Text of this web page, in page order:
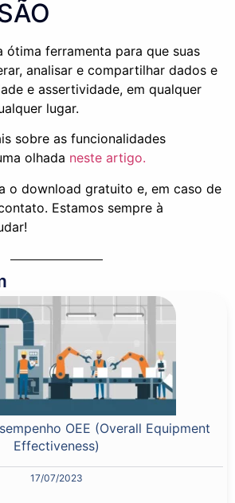
ótima ferramenta para que suas
analisar e compartilhar dados e
e assertividade, em qualquer
lugar.
sobre as funcionalidades
olhada neste artigo.
o download gratuito e, em caso de
Estamos sempre à
OEE (Overall Equipment
Effectiveness)
17/07/2023